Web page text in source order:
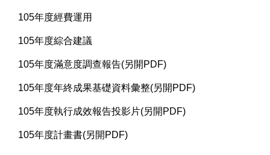
105年度經費運用
105年度綜合建議
105年度滿意度調查報告(另開PDF)
105年度年終成果基礎資料彙整(另開PDF)
105年度執行成效報告投影片(另開PDF)
105年度計畫書(另開PDF)